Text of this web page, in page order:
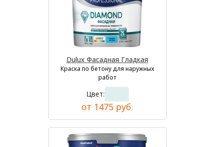
Dulux Фасадная Гладкая
Краска по бетону для наружных
работ
Цвет:
от 1475 руб.